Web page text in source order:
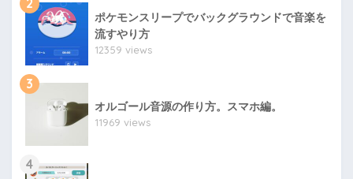
ポケモンスリープでバックグラウンドで音楽を
流すやり方
12359 views
3
オルゴール音源の作り方。スマホ編。
11969 views
4